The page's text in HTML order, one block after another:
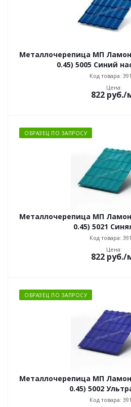
Металлочерепица МП
0.45) 5005 Синий
Код товара:
Цена:
822руб./
ОБРАЗЕЦ ПО ЗАПРОСУ
Металлочерепица МП
0.45) 5021
Код товара:
Цена:
822руб./
ОБРАЗЕЦ ПО ЗАПРОСУ
Металлочерепица МП
0.45) 5002
Код товара: